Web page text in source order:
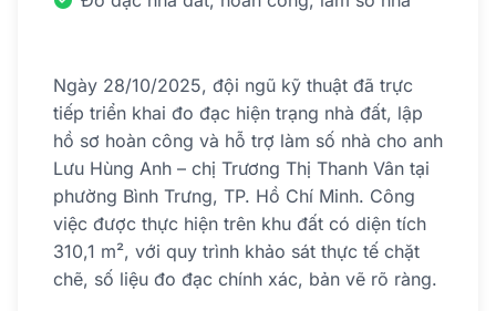
Ngày 28/10/2025, đội ngũ kỹ thuật đã trực
tiếp triển khai đo đạc hiện trạng nhà đất, lập
hồ sơ hoàn công và hỗ trợ làm số nhà cho anh
Lưu Hùng Anh – chị Trương Thị Thanh Vân tại
phường Bình Trưng, TP. Hồ Chí Minh. Công
việc được thực hiện trên khu đất có diện tích
310,1 m², với quy trình khảo sát thực tế chặt
chẽ, số liệu đo đạc chính xác, bản vẽ rõ ràng.